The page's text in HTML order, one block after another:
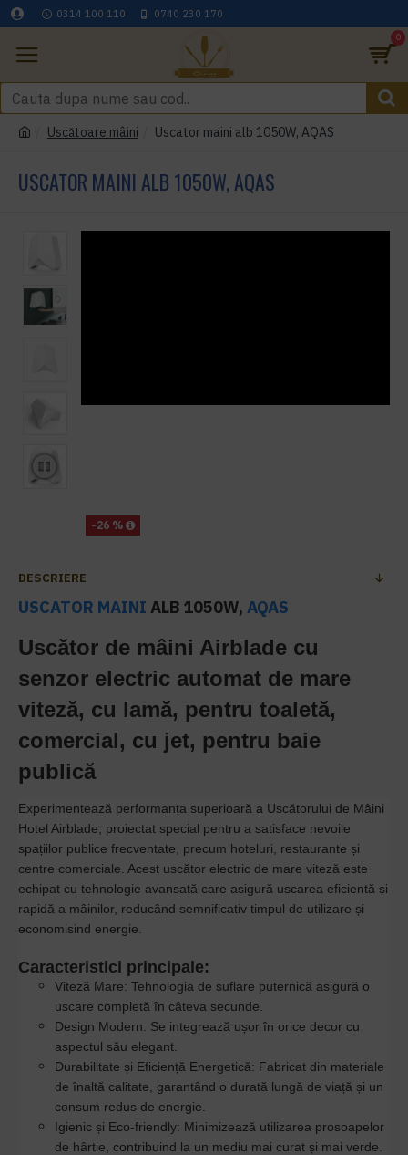
0314 100 110 0740 230 170
0
Uscătoare mâini Uscator maini alb 1050W, AQAS
USCATOR MAINI ALB 1050W, AQAS
-26 %
DESCRIERE
USCATOR MAINI ALB 1050W, AQAS
Uscător de mâini Airblade cu
senzor electric automat de mare
viteză, cu lamă, pentru toaletă,
comercial, cu jet, pentru baie
publică
Experimentează performanța superioară a Uscătorului de Mâini
Hotel Airblade, proiectat special pentru a satisface nevoile
spațiilor publice frecventate, precum hoteluri, restaurante și
centre comerciale. Acest uscător electric de mare viteză este
echipat cu tehnologie avansată care asigură uscarea eficientă și
rapidă a mâinilor, reducând semnificativ timpul de utilizare și
economisind energie.
Caracteristici principale:
Viteză Mare: Tehnologia de suflare puternică asigură o
uscare completă în câteva secunde.
Design Modern: Se integrează ușor în orice decor cu
aspectul său elegant.
Durabilitate și Eficiență Energetică: Fabricat din materiale
de înaltă calitate, garantând o durată lungă de viață și un
consum redus de energie.
Igienic și Eco-friendly: Minimizează utilizarea prosoapelor
de hârtie, contribuind la un mediu mai curat și mai verde.